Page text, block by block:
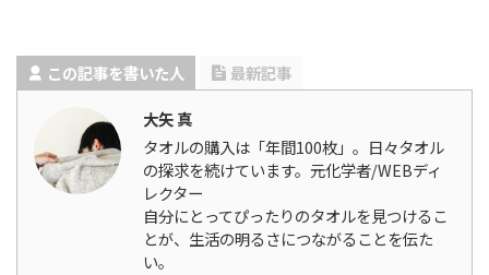
この記事を書いた人
最新記事
大矢 真
タオルの購入は「年間100枚」。日々タオル
の探求を続けています。元化学者/WEBディ
レクター
自分にとってぴったりのタオルを見つけるこ
とが、生活の明るさにつながることを伝た
い。